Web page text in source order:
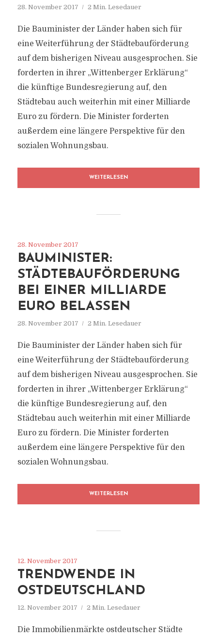
28. November 2017 2 Min. Lesedauer
Die Bauminister der Länder haben sich für
eine Weiterführung der Städtebauförderung
auf dem bisherigen Niveau ausgesprochen. Sie
forderten in ihrer „Wittenberger Erklärung“
die künftige Bundesregierung auf, den
Städtebau auch weiterhin mit einer Milliarde
Euro zu fördern. Die Minister forderten
außerdem eine längere Perspektive für den
sozialen Wohnungsbau.
WEITERLESEN
28. November 2017
BAUMINISTER:
STÄDTEBAUFÖRDERUNG
BEI EINER MILLIARDE
EURO BELASSEN
28. November 2017 2 Min. Lesedauer
Die Bauminister der Länder haben sich für
eine Weiterführung der Städtebauförderung
auf dem bisherigen Niveau ausgesprochen. Sie
forderten in ihrer „Wittenberger Erklärung“
die künftige Bundesregierung auf, den
Städtebau auch weiterhin mit einer Milliarde
Euro zu fördern. Die Minister forderten
außerdem eine längere Perspektive für den
sozialen Wohnungsbau.
WEITERLESEN
12. November 2017
TRENDWENDE IN
OSTDEUTSCHLAND
12. November 2017 2 Min. Lesedauer
Die Immobilienmärkte ostdeutscher Städte